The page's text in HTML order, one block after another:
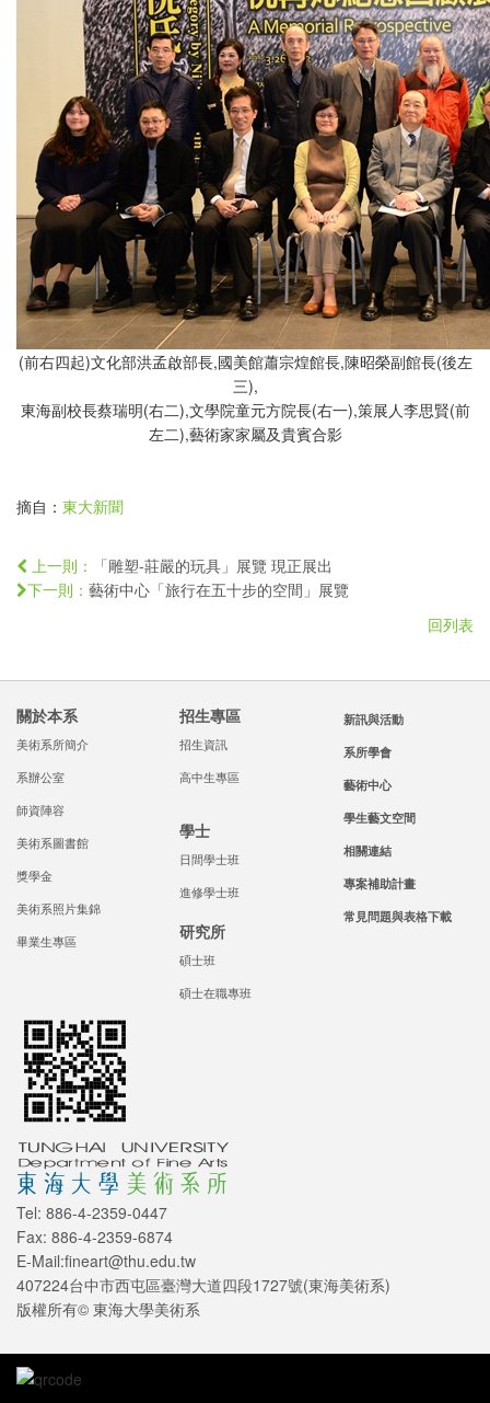
(前右四起)文化部洪孟啟部長,國美館蕭宗煌館長,陳昭榮副館長(後左
三),
東海副校長蔡瑞明(右二),文學院童元方院長(右一),策展人李思賢(前
左二),藝術家家屬及貴賓合影
摘自： 東大新聞
上一則： 「雕塑-莊嚴的玩具」展覽 現正展出
下一則： 藝術中心「旅行在五十步的空間」展覽
回列表
關於本系
美術系所簡介
系辦公室
師資陣容
美術系圖書館
獎學金
美術系照片集錦
畢業生專區
招生專區
招生資訊
高中生專區
學士
日間學士班
進修學士班
研究所
碩士班
碩士在職專班
新訊與活動
系所學會
藝術中心
學生藝文空間
相關連結
專案補助計畫
常見問題與表格下載
Tel: 886-4-2359-0447
Fax: 886-4-2359-6874
E-Mail:fineart@thu.edu.tw
407224台中市西屯區臺灣大道四段1727號(東海美術系)
版權所有© 東海大學美術系